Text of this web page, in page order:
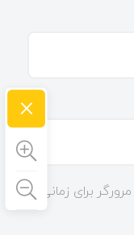
برای زمانی
×